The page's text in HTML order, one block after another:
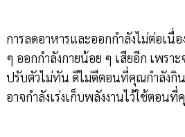
การลดอาหารและออกกำลังไม่ต่อเนื่
ๆ ออกกำลังกายน้อย ๆ เสียอีก เพรา
ปรับตัวไม่ทัน ดีไม่ดีตอนที่คุณกำลังกิน
อาจกำลังเร่งเก็บพลังงานไว้ใช้ตอน